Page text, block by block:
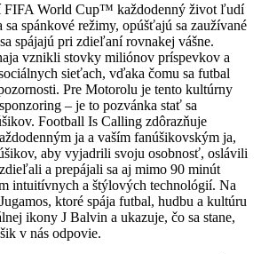
FIFA World Cup™ každodenný život ľudí
spánkové režimy, opúšťajú sa zaužívané
spájajú pri zdieľaní rovnakej vášne.
vznikli stovky miliónov príspevkov a
sieťach, vďaka čomu sa futbal
Pre Motorolu je tento kultúrny
– je to pozvánka stať sa
Football Is Calling zdôrazňuje
ja a vaším fanúšikovským ja,
aby vyjadrili svoju osobnosť, oslávili
a prepájali sa aj mimo 90 minút
intuitívnych a štýlových technológií. Na
ktoré spája futbal, hudbu a kultúru
ikony J Balvin a ukazuje, čo sa stane,
v nás odpovie.